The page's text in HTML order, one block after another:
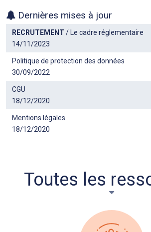
Dernières mises à jour
RECRUTEMENT / Le cadre réglementaire
14/11/2023
Politique de protection des données
30/09/2022
CGU
18/12/2020
Mentions légales
18/12/2020
Toutes les